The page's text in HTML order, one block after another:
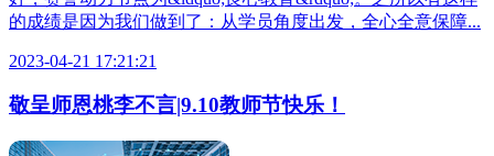
的成绩是因为我们做到了：从学员角度出发，全心全意保障...
2023-04-21 17:21:21
敬呈师恩桃李不言|9.10教师节快乐！